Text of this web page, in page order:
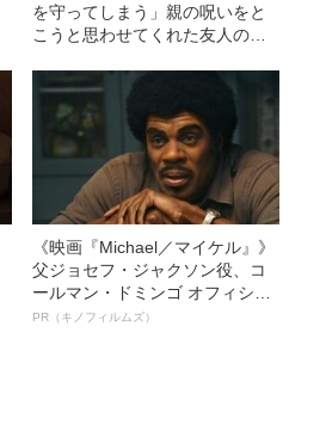
を守ってしまう」親の呪いをと
こうと思わせてくれた友人の言
《映画『Michael／マイケル』》
父ジョセフ・ジャクソン役、コ
ールマン・ドミンゴ オフィシャ
ルインタビュー“観客を魅了した
PR（キノフィルムズ）